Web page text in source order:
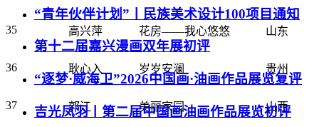
35 高兴萍 花房——我心悠悠 山东
36 耿心入 岁岁安澜 贵州
37 郭江 美丽家园 山西
“青年伙伴计划”丨民族美术设计100项目通知
第十二届嘉兴漫画双年展初评
“逐梦·威海卫”2026中国画·油画作品展览复评
吉光凤羽丨第二届中国画油画作品展览初评